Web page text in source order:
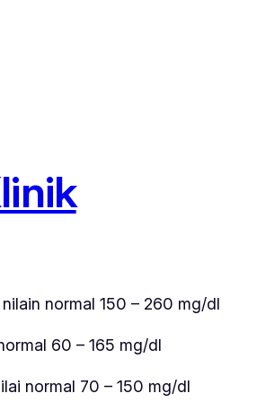
normal 150 – 260 mg/dl
60 – 165 mg/dl
normal 70 – 150 mg/dl